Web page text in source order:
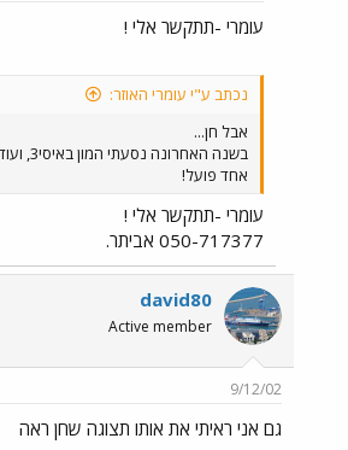
עומרי -תתקשר אלי !
נכתב ע"י עומרי האוזר:
אבל חן...
בשנה
אחד פועל!
עומרי -תתקשר אלי !
050-717377 אביתר.
david80
Active member
9/12/02
גם אני ראיתי את אותו תצוגה שחן ראה